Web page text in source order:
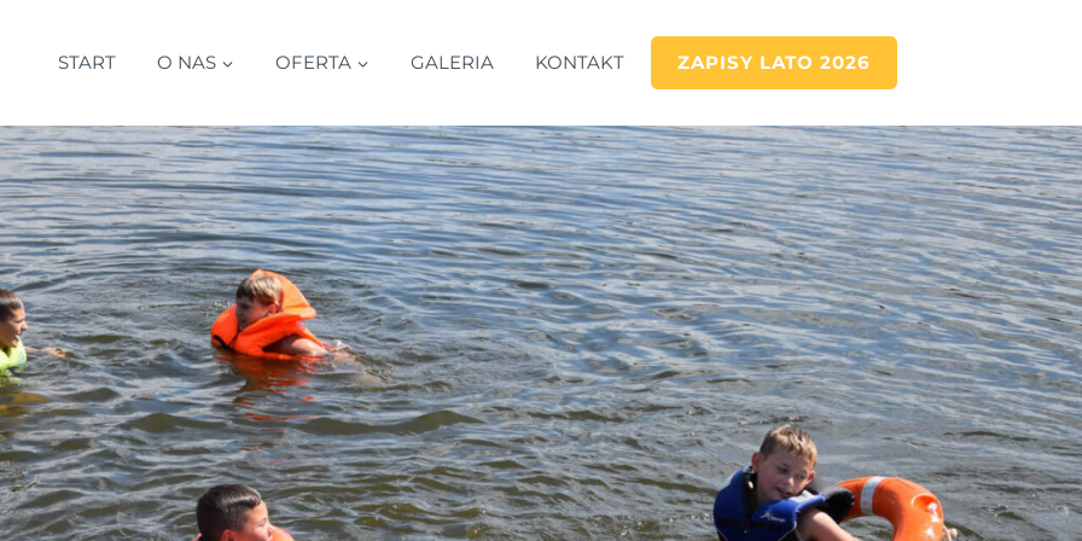
START O NAS OFERTA GALERIA KONTAKT​ ZAPISY LATO 2026